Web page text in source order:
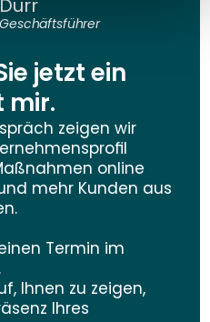
jetzt ein
mir.
zeigen wir
online
mehr Kunden aus
Termin im
Ihnen zu zeigen,
Ihres